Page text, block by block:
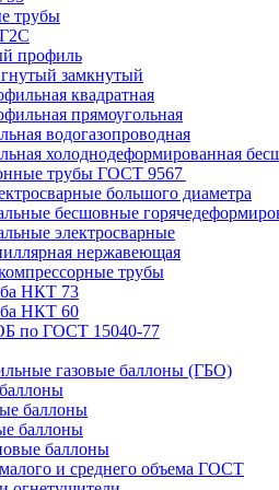
трубы
профиль
замкнутый
квадратная
прямоугольная
водогазопроводная
холоднодеформированная
трубы ГОСТ 9567
большого диаметра
бесшовные
электросварные
нержавеющая
трубы
НКТ 73
НКТ 60
по ГОСТ 15040-77
газовые баллоны (ГБО)
баллоны
баллоны
баллоны
и среднего объема ГОСТ